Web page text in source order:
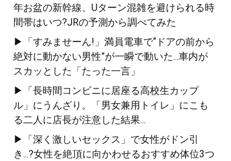
年お盆の新幹線、Uターン混雑を避けられる時
間帯はいつ?JRの予測から調べてみた
▶「すみませーん!」満員電車で“ドアの前から
絶対に動かない男性”が一瞬で動いた...車内が
スカッとした「たった一言」
▶「長時間コンビニに居座る高校生カップ
ル」にうんざり。「男女兼用トイレ」にこも
る二人に店長が注意した結果...
▶「深く激しいセックス」で女性がドン引
き...?女性を絶頂に向かわせるおすすめ体位3つ